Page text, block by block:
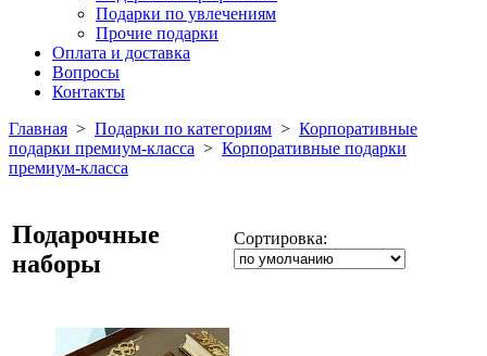
Подарки по увлечениям
Прочие подарки
Оплата и доставка
Вопросы
Контакты
Главная > Подарки по категориям > Корпоративные
подарки премиум-класса > Корпоративные подарки
премиум-класса
Подарочные
наборы
Сортировка: